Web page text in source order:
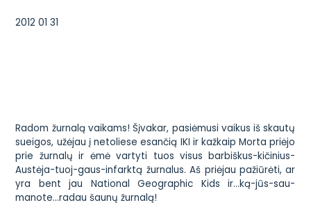
2012 01 31
Radom žurnalą vaikams! Šįvakar, pasiėmusi vaikus iš skautų
sueigos, užėjau į netoliese esančią IKI ir kažkaip Morta priėjo
prie žurnalų ir ėmė vartyti tuos visusbarbiškus-kičinius-
Austėja-tuoj-gaus-infarktą žurnalus. Aš priėjau pažiūrėti, ar
yra bent jau National Geographic Kids ir…ką-jūs-sau-
manote…radau šaunų žurnalą!